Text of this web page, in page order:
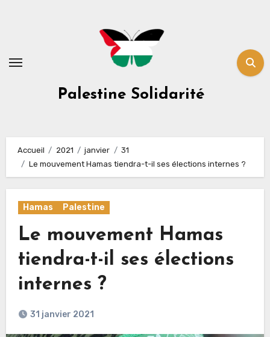
Palestine Solidarité
Accueil 2021 janvier
31
Le mouvement Hamas tiendra-t-il ses élections internes ?
Hamas Palestine
Le mouvement Hamas
tiendra-t-il ses élections
internes ?
31 janvier 2021